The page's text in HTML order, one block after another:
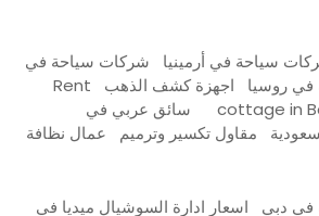
سياحة في أرمينيا
شركات سياحة في
روسيا اجهزة كشف الذهب
Rent
cottage in
سائق عربي في
مقاول تكسير وترميم عمال نظافة
في دبي اسعار ادارة السوشيال ميديا في